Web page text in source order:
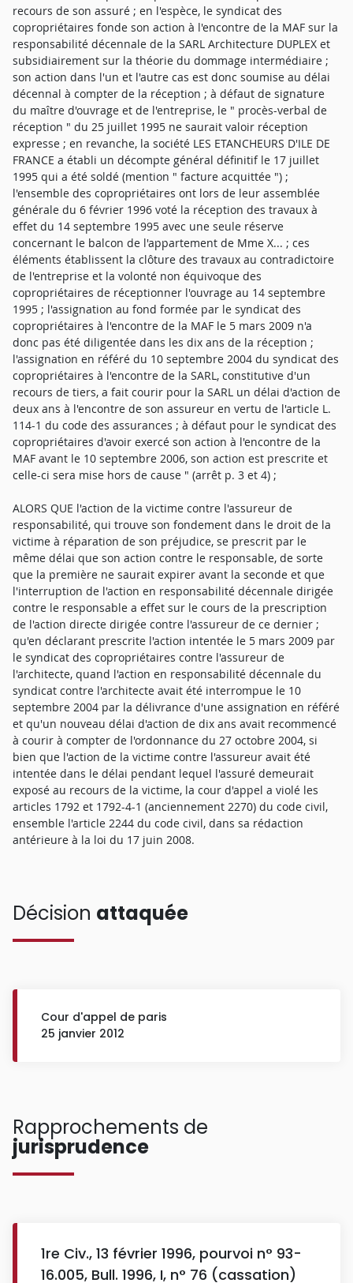
recours de son assuré ; en l'espèce, le syndicat des
copropriétaires fonde son action à l'encontre de la MAF sur la
responsabilité décennale de la SARL Architecture DUPLEX et
subsidiairement sur la théorie du dommage intermédiaire ;
son action dans l'un et l'autre cas est donc soumise au délai
décennal à compter de la réception ; à défaut de signature
du maître d'ouvrage et de l'entreprise, le " procès-verbal de
réception " du 25 juillet 1995 ne saurait valoir réception
expresse ; en revanche, la société LES ETANCHEURS D'ILE DE
FRANCE a établi un décompte général définitif le 17 juillet
1995 qui a été soldé (mention " facture acquittée ") ;
l'ensemble des copropriétaires ont lors de leur assemblée
générale du 6 février 1996 voté la réception des travaux à
effet du 14 septembre 1995 avec une seule réserve
concernant le balcon de l'appartement de Mme X... ; ces
éléments établissent la clôture des travaux au contradictoire
de l'entreprise et la volonté non équivoque des
copropriétaires de réceptionner l'ouvrage au 14 septembre
1995 ; l'assignation au fond formée par le syndicat des
copropriétaires à l'encontre de la MAF le 5 mars 2009 n'a
donc pas été diligentée dans les dix ans de la réception ;
l'assignation en référé du 10 septembre 2004 du syndicat des
copropriétaires à l'encontre de la SARL, constitutive d'un
recours de tiers, a fait courir pour la SARL un délai d'action de
deux ans à l'encontre de son assureur en vertu de l'article L.
114-1 du code des assurances ; à défaut pour le syndicat des
copropriétaires d'avoir exercé son action à l'encontre de la
MAF avant le 10 septembre 2006, son action est prescrite et
celle-ci sera mise hors de cause " (arrêt p. 3 et 4) ;
ALORS QUE l'action de la victime contre l'assureur de
responsabilité, qui trouve son fondement dans le droit de la
victime à réparation de son préjudice, se prescrit par le
même délai que son action contre le responsable, de sorte
que la première ne saurait expirer avant la seconde et que
l'interruption de l'action en responsabilité décennale dirigée
contre le responsable a effet sur le cours de la prescription
de l'action directe dirigée contre l'assureur de ce dernier ;
qu'en déclarant prescrite l'action intentée le 5 mars 2009 par
le syndicat des copropriétaires contre l'assureur de
l'architecte, quand l'action en responsabilité décennale du
syndicat contre l'architecte avait été interrompue le 10
septembre 2004 par la délivrance d'une assignation en référé
et qu'un nouveau délai d'action de dix ans avait recommencé
à courir à compter de l'ordonnance du 27 octobre 2004, si
bien que l'action de la victime contre l'assureur avait été
intentée dans le délai pendant lequel l'assuré demeurait
exposé au recours de la victime, la cour d'appel a violé les
articles 1792 et 1792-4-1 (anciennement 2270) du code civil,
ensemble l'article 2244 du code civil, dans sa rédaction
antérieure à la loi du 17 juin 2008.
Décision attaquée
Cour d'appel de paris
25 janvier 2012
Rapprochements de
jurisprudence
1re Civ., 13 février 1996, pourvoi n° 93-
16.005, Bull. 1996, I, n° 76 (cassation)